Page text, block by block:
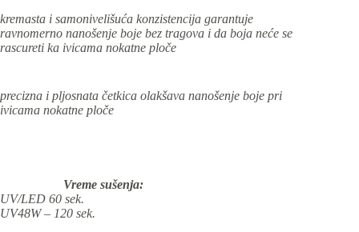
kremasta i samonivelišuća konzistencija garantuje
ravnomerno nanošenje boje bez tragova i da boja neće se
rascureti ka ivicama nokatne ploče
precizna i pljosnata četkica olakšava nanošenje boje pri
ivicama nokatne ploče
Vreme sušenja:
UV/LED 60 sek.
UV48W – 120 sek.